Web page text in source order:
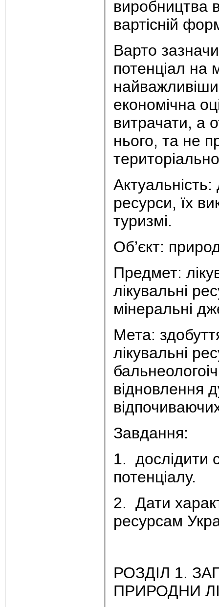
виробництва
вартісній
Варто
потенціал на
економічна
витрачати, а
нього, та не
Актуальність:
ресурси, їх
туризмі.
Об’єкт:
Предмет:
лікувальні
мінеральні
Мета:
лікувальні
відновлення
Завдання:
1. дослідити
потенціалу.
2. Дати
ресурсам
РОЗДІЛ 1.
ПРИРОДНИ